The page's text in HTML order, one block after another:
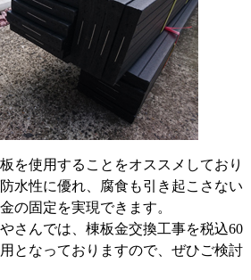
を使用することをオススメしており
水性に優れ、腐食も引き起こさない
の固定を実現できます。
さんでは、棟板金交換工事を税込60
となっておりますので、ぜひご検討